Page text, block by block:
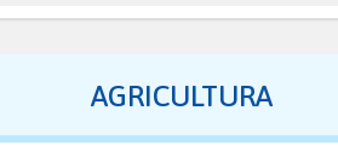
AGRICULTURA